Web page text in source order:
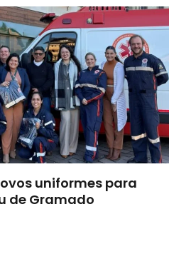
uniformes para
de Gramado